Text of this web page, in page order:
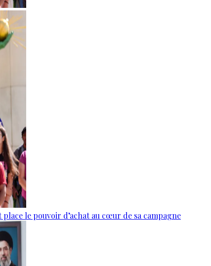
le pouvoir d’achat au cœur de sa campagne